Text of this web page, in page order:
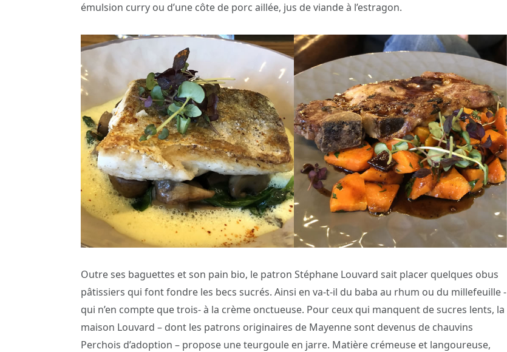
émulsion curry ou d’une côte de porc aillée, jus de viande à l’estragon.
Outre ses baguettes et son pain bio, le patron Stéphane Louvard sait placer quelques obus
pâtissiers qui font fondre les becs sucrés. Ainsi en va-t-il du baba au rhum ou du millefeuille -
qui n’en compte que trois- à la crème onctueuse. Pour ceux qui manquent de sucres lents, la
maison Louvard – dont les patrons originaires de Mayenne sont devenus de chauvins
Perchois d’adoption – propose une teurgoule en jarre. Matière crémeuse et langoureuse,